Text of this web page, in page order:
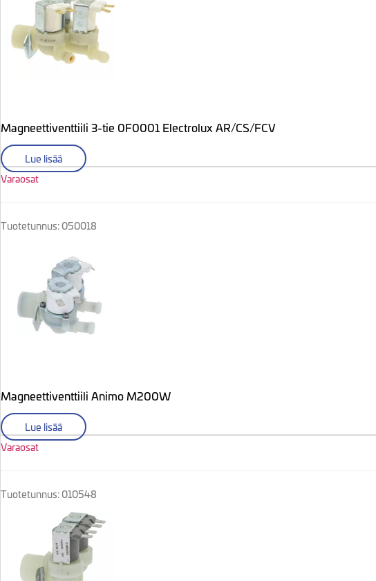
Magneettiventtiili 3-tie 0F0001 Electrolux AR/CS/FCV
Lue lisää
Varaosat
Tuotetunnus: 050018
Magneettiventtiili Animo M200W
Lue lisää
Varaosat
Tuotetunnus: 010548